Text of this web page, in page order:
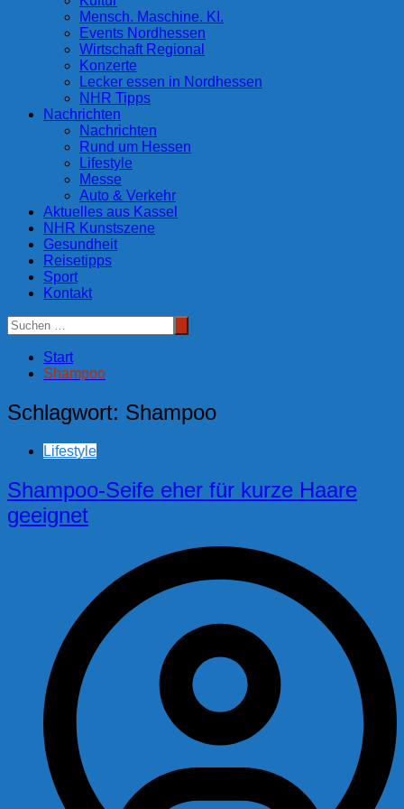
Mensch. Maschine. KI.
Events Nordhessen
Wirtschaft Regional
Konzerte
Lecker essen in Nordhessen
NHR Tipps
Nachrichten
Nachrichten
Rund um Hessen
Lifestyle
Messe
Auto & Verkehr
Aktuelles aus Kassel
NHR Kunstszene
Gesundheit
Reisetipps
Sport
Kontakt
Start
Shampoo
Schlagwort: Shampoo
Lifestyle
Shampoo-Seife eher für kurze Haare
geeignet